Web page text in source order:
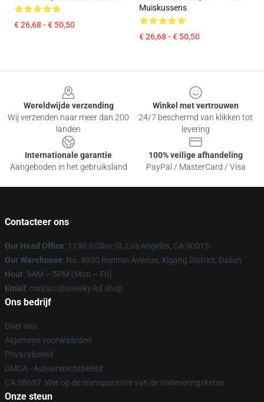
€ 26,68 - € 50,50
Muiskussens
€ 26,68 - € 50,50
Wereldwijde verzending
Wij verzenden naar meer dan 200
landen
Winkel met vertrouwen
24/7 beschermd van klikken tot
levering
Internationale garantie
Aangeboden in het gebruiksland
100% veilige afhandeling
PayPal / MasterCard / Visa
Contacteer ons
Our Head Office: 1150 S Olive St, Los Angeles, CA 90015
Our Warehouse: No. 5050 Renmin Avenue, Xigang District, Dalian
Hour: 9AM – 5PM (Mon – Fri)
Email : contact@sneaky-lol.shop
Ons bedrijf
Over ons
Algemene voorwaarden
Privacybeleid
DMCA - Auteursrechtbeleid
CA SB657: Wet op de transparantie van de toeleveringsketen
Onze steun